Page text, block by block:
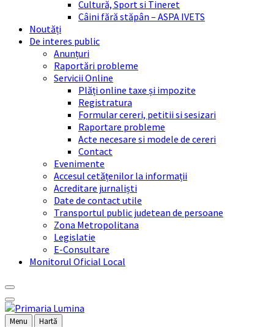
Cultură, Sport si Tineret
Câini fără stăpân – ASPA IVETS
Noutăți
De interes public
Anunțuri
Raportări probleme
Servicii Online
Plăți online taxe și impozite
Registratura
Formular cereri, petitii si sesizari
Raportare probleme
Acte necesare si modele de cereri
Contact
Evenimente
Accesul cetățenilor la informații
Acreditare jurnaliști
Date de contact utile
Transportul public judetean de persoane
Zona Metropolitana
Legislatie
E-Consultare
Monitorul Oficial Local
Menu
Hartă